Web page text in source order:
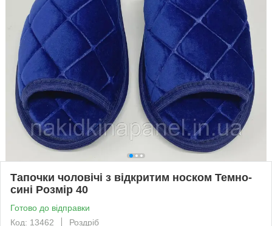
Тапочки чоловічі з відкритим носком Темно-
сині Розмір 40
Готово до відправки
Код: 13462
Роздріб